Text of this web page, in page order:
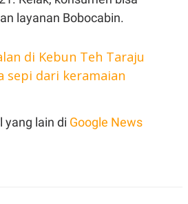
layanan Bobocabin.
di Kebun Teh Taraju
sepi dari keramaian
yang lain di Google News